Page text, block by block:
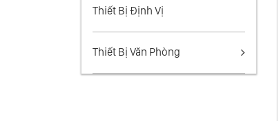
Thiết Bị Định Vị
Thiết Bị Văn Phòng